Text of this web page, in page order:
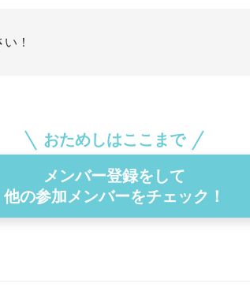
！
おためしはここまで
メンバー登録をして
他の参加メンバーをチェック！